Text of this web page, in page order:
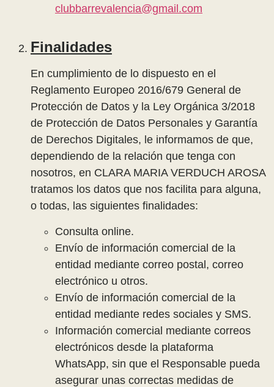
clubbarrevalencia@gmail.com
Finalidades
En cumplimiento de lo dispuesto en el
Reglamento Europeo 2016/679 General de
Protección de Datos y la Ley Orgánica 3/2018
de Protección de Datos Personales y Garantía
de Derechos Digitales, le informamos de que,
dependiendo de la relación que tenga con
nosotros, en CLARA MARIA VERDUCH AROSA
tratamos los datos que nos facilita para alguna,
o todas, las siguientes finalidades:
Consulta online.
Envío de información comercial de la
entidad mediante correo postal, correo
electrónico u otros.
Envío de información comercial de la
entidad mediante redes sociales y SMS.
Información comercial mediante correos
electrónicos desde la plataforma
WhatsApp, sin que el Responsable pueda
asegurar unas correctas medidas de